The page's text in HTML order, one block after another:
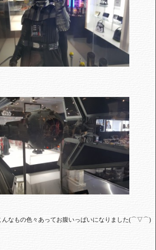
んなもの色々あってお腹いっぱいになりました(⌒▽⌒)